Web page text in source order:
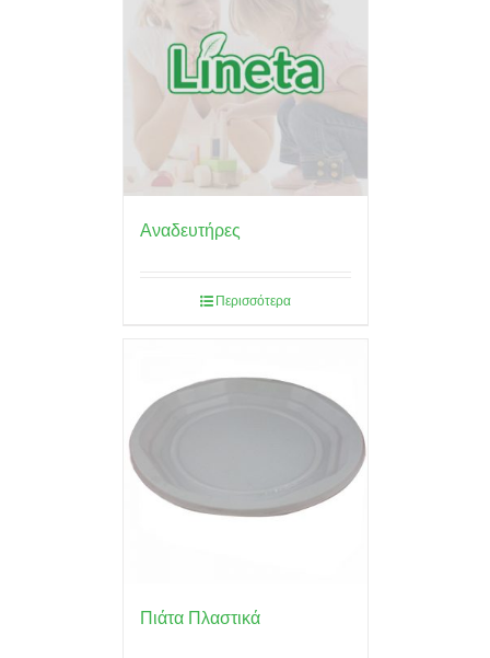
Αναδευτήρες
Περισσότερα
Πιάτα Πλαστικά